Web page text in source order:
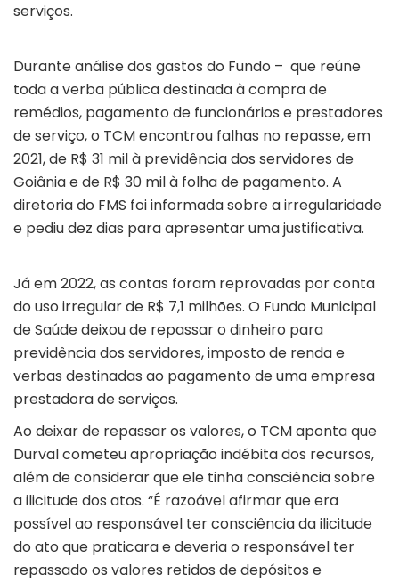
serviços.
Durante análise dos gastos do Fundo – que reúne
toda a verba pública destinada à compra de
remédios, pagamento de funcionários e prestadores
de serviço, o TCM encontrou falhas no repasse, em
2021, de R$ 31 mil à previdência dos servidores de
Goiânia e de R$ 30 mil à folha de pagamento. A
diretoria do FMS foi informada sobre a irregularidade
e pediu dez dias para apresentar uma justificativa.
Já em 2022, as contas foram reprovadas por conta
do uso irregular de R$ 7,1 milhões. O Fundo Municipal
de Saúde deixou de repassar o dinheiro para
previdência dos servidores, imposto de renda e
verbas destinadas ao pagamento de uma empresa
prestadora de serviços.
Ao deixar de repassar os valores, o TCM aponta que
Durval cometeu apropriação indébita dos recursos,
além de considerar que ele tinha consciência sobre
a ilicitude dos atos. “É razoável afirmar que era
possível ao responsável ter consciência da ilicitude
do ato que praticara e deveria o responsável ter
repassado os valores retidos de depósitos e